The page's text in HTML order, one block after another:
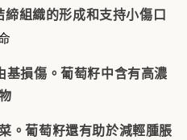
締組織的形成和支持小傷口
基損傷。葡萄籽中含有高濃
。葡萄籽還有助於減輕腫脹